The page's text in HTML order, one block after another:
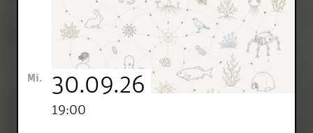
Mi. 30.09.26
19:00